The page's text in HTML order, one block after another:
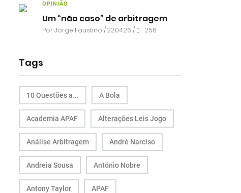
OPINIÃO
Um “não caso” de arbitragem
PorJorge Faustino / 22.04.26 / 256
Tags
10 Questões a... A Bola
Academia APAF Alterações Leis Jogo
Análise Arbitragem André Narciso
Andreia Sousa António Nobre
Antony Taylor APAF